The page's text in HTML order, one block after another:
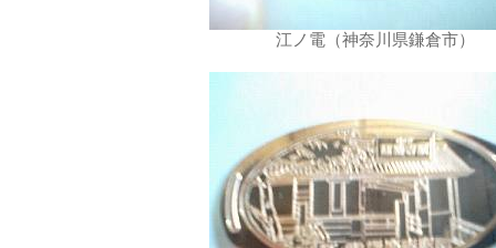
江ノ電（神奈川県鎌倉市）